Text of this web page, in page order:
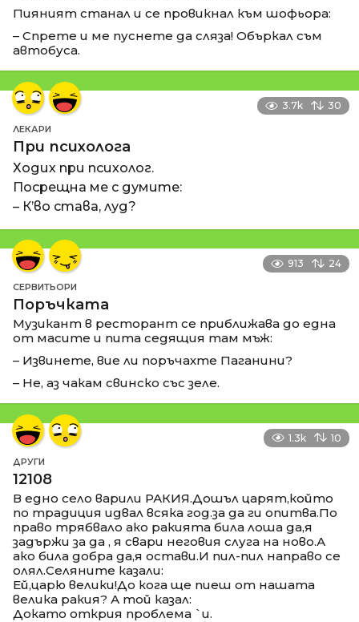
Пияният станал и се провикнал към шофьора:
– Спрете и ме пуснете да сляза! Объркал съм
автобуса.
3.7k 30
ЛЕКАРИ
При психолога
Ходих при психолог.
Посрещна ме с думите:
– К’во става, луд?
913 24
СЕРВИТЬОРИ
Поръчката
Музикант в ресторант се приближава до една
от масите и пита седящия там мъж:
– Извинете, вие ли поръчахте Паганини?
– Не, аз чакам свинско със зеле.
1.3k 10
ДРУГИ
12108
В едно село варили РАКИЯ.Дошъл царят,който
по традиция идвал всяка год.за да ги опитва.По
право трябвало ако ракията била лоша да,я
задържи за да , я свари неговия слуга на ново.А
ако била добра да,я остави.И пил-пил направо се
олял.Селяните казали:
Ей,царю велики!До кога ще пиеш от нашата
велика ракия? А той казал:
Докато открия проблема `и.